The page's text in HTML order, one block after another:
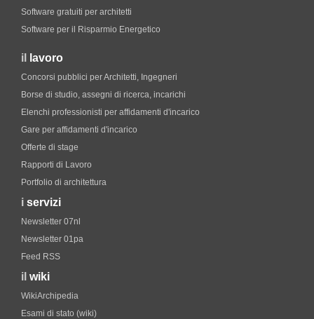
Software gratuiti per architetti
Software per il Risparmio Energetico
il lavoro
Concorsi pubblici per Architetti, Ingegneri
Borse di studio, assegni di ricerca, incarichi
Elenchi professionisti per affidamenti d'incarico
Gare per affidamenti d'incarico
Offerte di stage
Rapporti di Lavoro
Portfolio di architettura
i servizi
Newsletter 07nl
Newsletter 01pa
Feed RSS
il wiki
WikiArchipedia
Esami di stato (wiki)